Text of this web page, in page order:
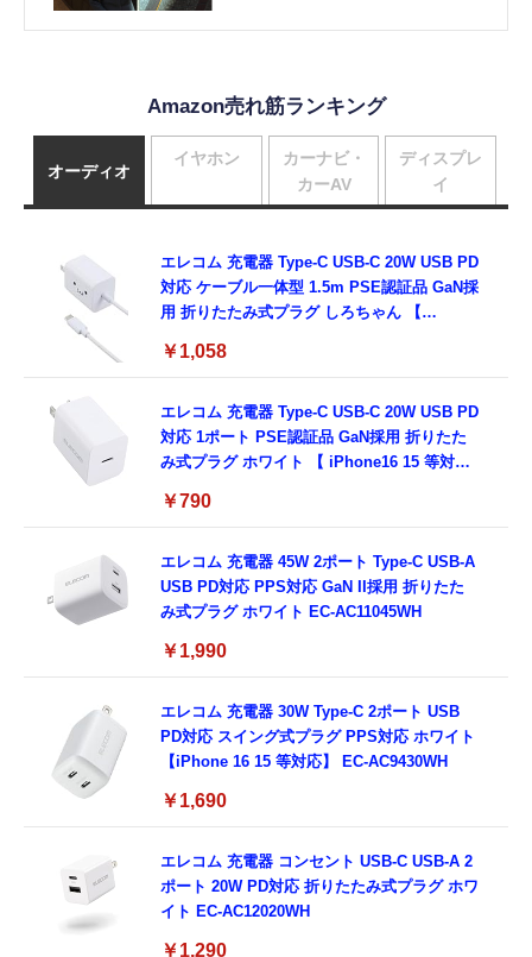
Amazon売れ筋ランキング
オーディオ
エレコム 充電器 Type-C USB-C 20W USB PD
対応 ケーブル一体型 1.5m PSE認証品 GaN採
用 折りたたみ式プラグ しろちゃん 【
￥1,058
エレコム 充電器 Type-C USB-C 20W USB PD
対応 1ポート PSE認証品 GaN採用 折りたた
み式プラグ ホワイト 【 iPhone16 15 等対
￥790
エレコム 充電器 45W 2ポート Type-C USB-A
USB PD対応 PPS対応 GaN II採用 折りたた
み式プラグ ホワイト EC-AC11045WH
￥1,990
エレコム 充電器 30W Type-C 2ポート USB
PD対応 スイング式プラグ PPS対応 ホワイト
【iPhone 16 15 等対応】 EC-AC9430WH
￥1,690
エレコム 充電器 コンセント USB-C USB-A 2
ポート 20W PD対応 折りたたみ式プラグ ホワ
イト EC-AC12020WH
￥1,290
イヤホン
カーナビ・
カーAV
ディスプレ
イ